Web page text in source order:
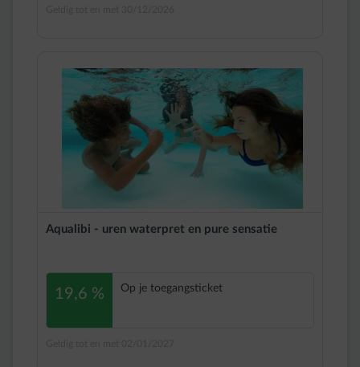
Aqualibi - uren waterpret en pure sensatie
19,6 % Op je toegangsticket